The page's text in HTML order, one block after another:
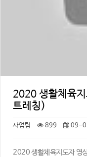
2020 생활체육
트레칭)
사업팀 899 09-
2020 생활체육지도자 영